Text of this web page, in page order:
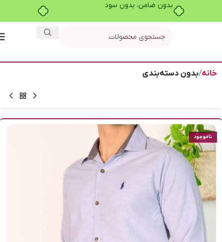
بدون ضامن، بدون سود
خانه بدون دسته‌بندی
ناموجود